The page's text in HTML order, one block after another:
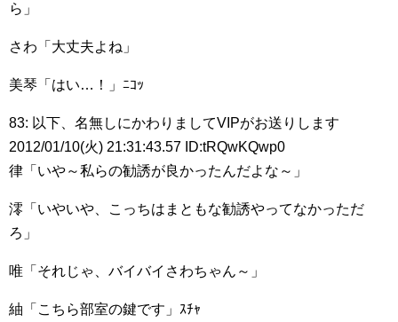
ら」
さわ「大丈夫よね」
美琴「はい…！」ﾆｺｯ
83: 以下、名無しにかわりましてVIPがお送りします
2012/01/10(火) 21:31:43.57 ID:tRQwKQwp0
律「いや～私らの勧誘が良かったんだよな～」
澪「いやいや、こっちはまともな勧誘やってなかっただ
ろ」
唯「それじゃ、バイバイさわちゃん～」
紬「こちら部室の鍵です」ｽﾁｬ